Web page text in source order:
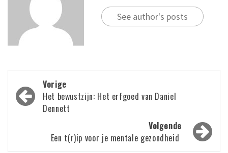
See author's posts
Bericht
navigatie
Vorige
Het bewustzijn: Het erfgoed van Daniel
Dennett
Volgende
Een t(r)ip voor je mentale gezondheid